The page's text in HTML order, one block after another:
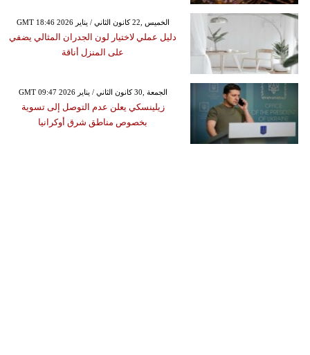
GMT 18:46 2026 الخميس ,22 كانون الثاني / يناير
دليل عملي لاختيار لون الجدران المثالي يضفي
على المنزل أناقة
GMT 09:47 2026 الجمعة ,30 كانون الثاني / يناير
زيلينسكي يعلن عدم التوصل إلى تسوية
بخصوص مناطق شرق أوكرانيا